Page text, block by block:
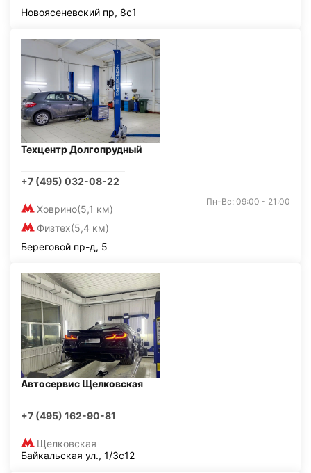
Новоясеневский пр, 8с1
Техцентр Долгопрудный
+7 (495) 032-08-22
Ховрино(5,1 км)
Физтех(5,4 км)
Пн-Вс: 09:00 - 21:00
Береговой пр-д, 5
Автосервис Щелковская
+7 (495) 162-90-81
Щелковская
Байкальская ул., 1/3с12